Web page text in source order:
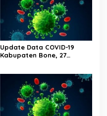
Update Data COVID-19
Kabupaten Bone, 27